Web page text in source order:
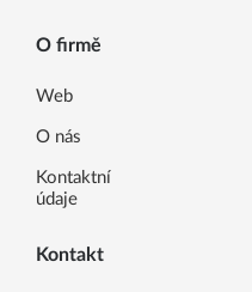
O firmě
Web
O nás
Kontaktní
údaje
Kontakt